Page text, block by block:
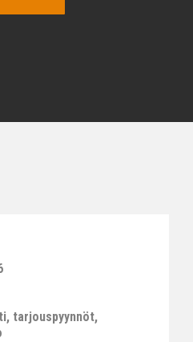
tarjouspyynnöt,